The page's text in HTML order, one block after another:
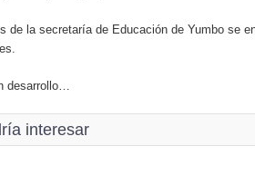
de la secretaría de Educación de Yumbo se
desarrollo…
interesar